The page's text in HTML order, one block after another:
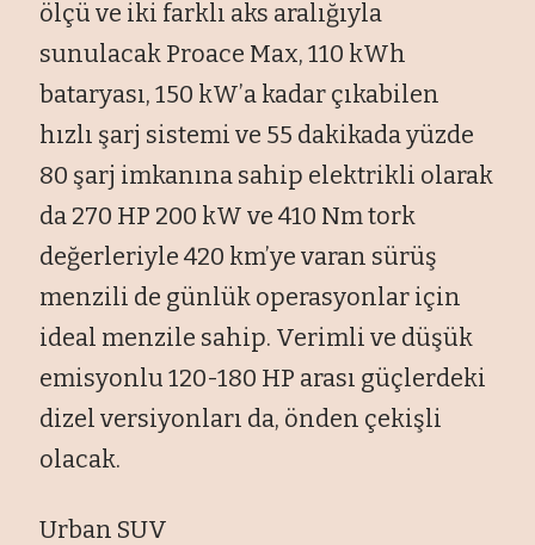
ölçü ve iki farklı aks aralığıyla
sunulacak Proace Max, 110 kWh
bataryası, 150 kW’a kadar çıkabilen
hızlı şarj sistemi ve 55 dakikada yüzde
80 şarj imkanına sahip elektrikli olarak
da 270 HP 200 kW ve 410 Nm tork
değerleriyle 420 km’ye varan sürüş
menzili de günlük operasyonlar için
ideal menzile sahip. Verimli ve düşük
emisyonlu 120-180 HP arası güçlerdeki
dizel versiyonları da, önden çekişli
olacak.
Urban SUV